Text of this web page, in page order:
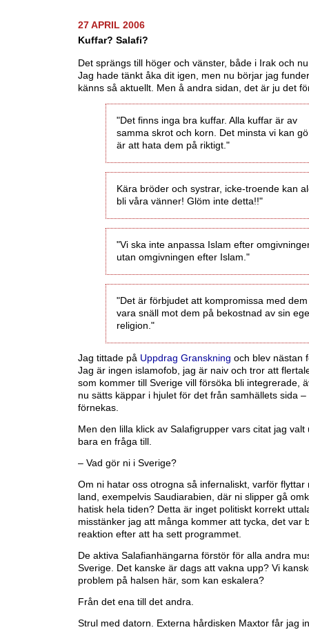
27 APRIL 2006
Kuffar? Salafi?
Det sprängs till höger och vänster, både i Irak och
Jag hade tänkt åka dit igen, men nu börjar jag
känns så aktuellt. Men å andra sidan, det är ju det
"Det finns inga bra kuffar. Alla kuffar är av
samma skrot och korn. Det minsta vi kan
är att hata dem på riktigt."
Kära bröder och systrar, icke-troende kan
bli våra vänner! Glöm inte detta!!"
"Vi ska inte anpassa Islam efter
utan omgivningen efter Islam."
"Det är förbjudet att kompromissa med
vara snäll mot dem på bekostnad av sin
religion."
Jag tittade på Uppdrag Granskning och blev nästan
Jag är ingen islamofob, jag är naiv och tror att
som kommer till Sverige vill försöka bli integrerade,
nu sätts käppar i hjulet för det från samhällets sida –
förnekas.
Men den lilla klick av Salafigrupper vars citat jag valt
bara en fråga till.
– Vad gör ni i Sverige?
Om ni hatar oss otrogna så infernaliskt, varför flyttar
land, exempelvis Saudiarabien, där ni slipper gå
hatisk hela tiden? Detta är inget politiskt korrekt
misstänker jag att många kommer att tycka, det var
reaktion efter att ha sett programmet.
De aktiva Salafianhängarna förstör för alla andra
Sverige. Det kanske är dags att vakna upp? Vi
problem på halsen här, som kan eskalera?
Från det ena till det andra.
Strul med datorn. Externa hårdisken Maxtor får jag